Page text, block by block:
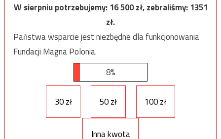
W sierpniu potrzebujemy:16 500zł, zebraliśmy:1351
zł.
Państwa wsparcie jest niezbędne dla funkcjonowania
Fundacji Magna Polonia.
8%
30 zł 50 zł 100 zł
Inna kwota